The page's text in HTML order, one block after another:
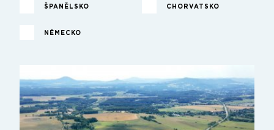
ŠPANĚLSKO CHORVATSKO
NĚMECKO